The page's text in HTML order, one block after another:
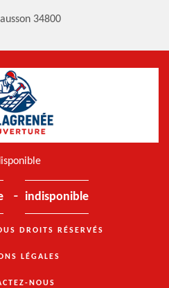
34800
- indisponible
DROITS RÉSERVÉS
LÉGALES
NOUS